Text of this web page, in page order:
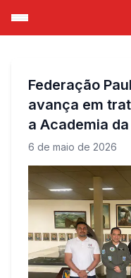
Federação
avança em
a Academia
6 de maio de 2026